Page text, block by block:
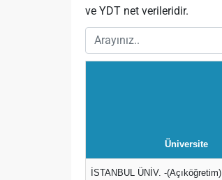
ve YDT net verileridir.
Üniversite
İSTANBUL ÜNİV. -(Açıköğretim)